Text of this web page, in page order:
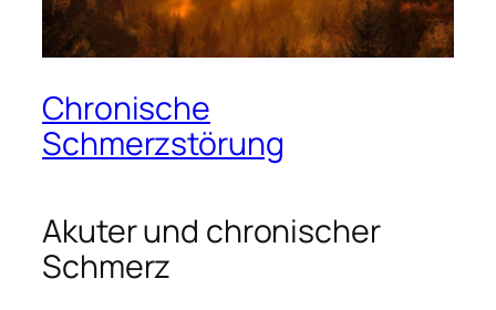
Chronische
Schmerzstörung
Akuter und chronischer
Schmerz